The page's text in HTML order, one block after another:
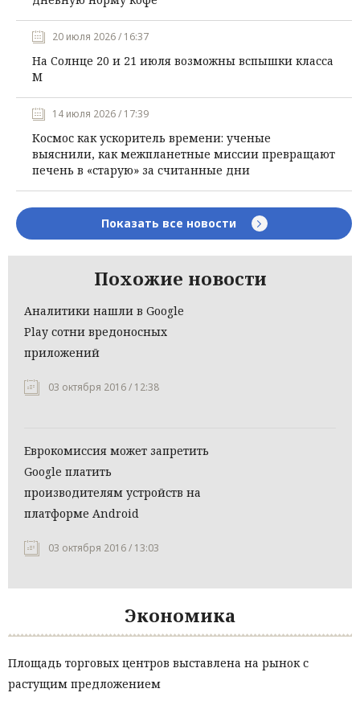
20 июля 2026 / 16:37
На Солнце 20 и 21 июля возможны вспышки класса
М
14 июля 2026 / 17:39
Космос как ускоритель времени: ученые
выяснили, как межпланетные миссии превращают
печень в «старую» за считанные дни
Показать все новости
Похожие новости
Аналитики нашли в Google
Play сотни вредоносных
приложений
03 октября 2016 / 12:38
Еврокомиссия может запретить
Google платить
производителям устройств на
платформе Android
03 октября 2016 / 13:03
Экономика
Площадь торговых центров выставлена на рынок с
растущим предложением